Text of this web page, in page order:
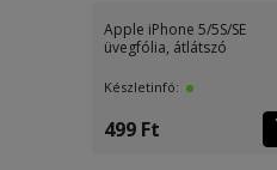
Apple iPhone 5/5S/SE
üvegfólia, átlátszó
Készletinfó:
499 Ft